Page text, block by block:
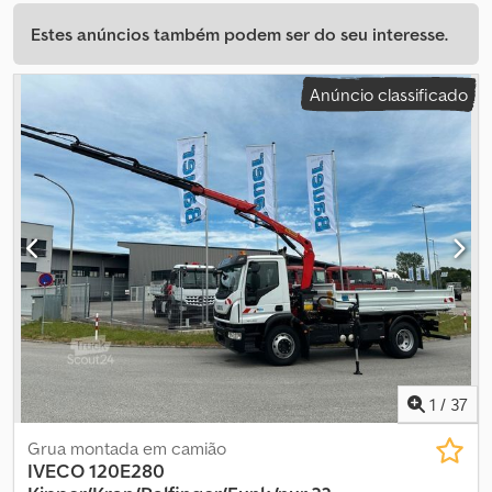
Estes anúncios também podem ser do seu interesse.
Anúncio classificado
1 / 37
Grua montada em camião
IVECO120E280